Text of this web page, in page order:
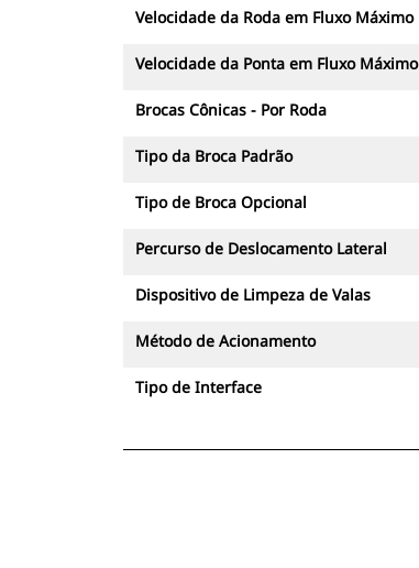
Velocidade da Roda em Fluxo Máximo
Velocidade da Ponta em Fluxo Máximo
Brocas Cônicas - Por Roda
Tipo da Broca Padrão
Tipo de Broca Opcional
Percurso de Deslocamento Lateral
Dispositivo de Limpeza de Valas
Método de Acionamento
Tipo de Interface